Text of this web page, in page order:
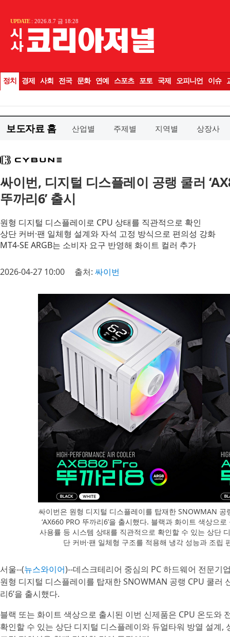
보도자료 홈 산업별 주제별 지역별 상장사
싸이번, 디지털 디스플레이 공랭 쿨러
뚜까리6’ 출시
원형 디지털 디스플레이로 CPU 상태를 직관적으로 확인
상단 커버·팬 일체형 설계와 자석 고정 방식으로 편의성 강화
MT4-SE ARGB는 소비자 요구 반영해 화이트 컬러 추가
2026-04-27 10:00 출처: 싸이번
싸이번은 원형 디지털 디스플레이를 탑재한 SNOWMAN 공
‘AX660 PRO 뚜까리6’을 출시했다. 블랙과 화이트 색상으
사용률 등 시스템 상태를 직관적으로 확인할 수 있는 상단
단 커버·팬 일체형 구조를 적용해 냉각 성능과 조립
서울--(뉴스와이어)--데스크테리어 중심의 PC 하드웨어 전문기
원형 디지털 디스플레이를 탑재한 SNOWMAN 공랭 CPU 쿨러
리6’을 출시했다.
블랙 또는 화이트 색상으로 출시된 이번 신제품은 CPU 온도와
확인할 수 있는 상단 디지털 디스플레이와 듀얼타워 방열 설계,